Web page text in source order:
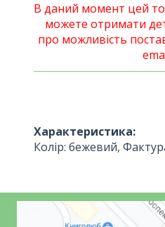
В даний момент цей
можете отримати
про можливість
Характеристика:
Колір: бежевий,